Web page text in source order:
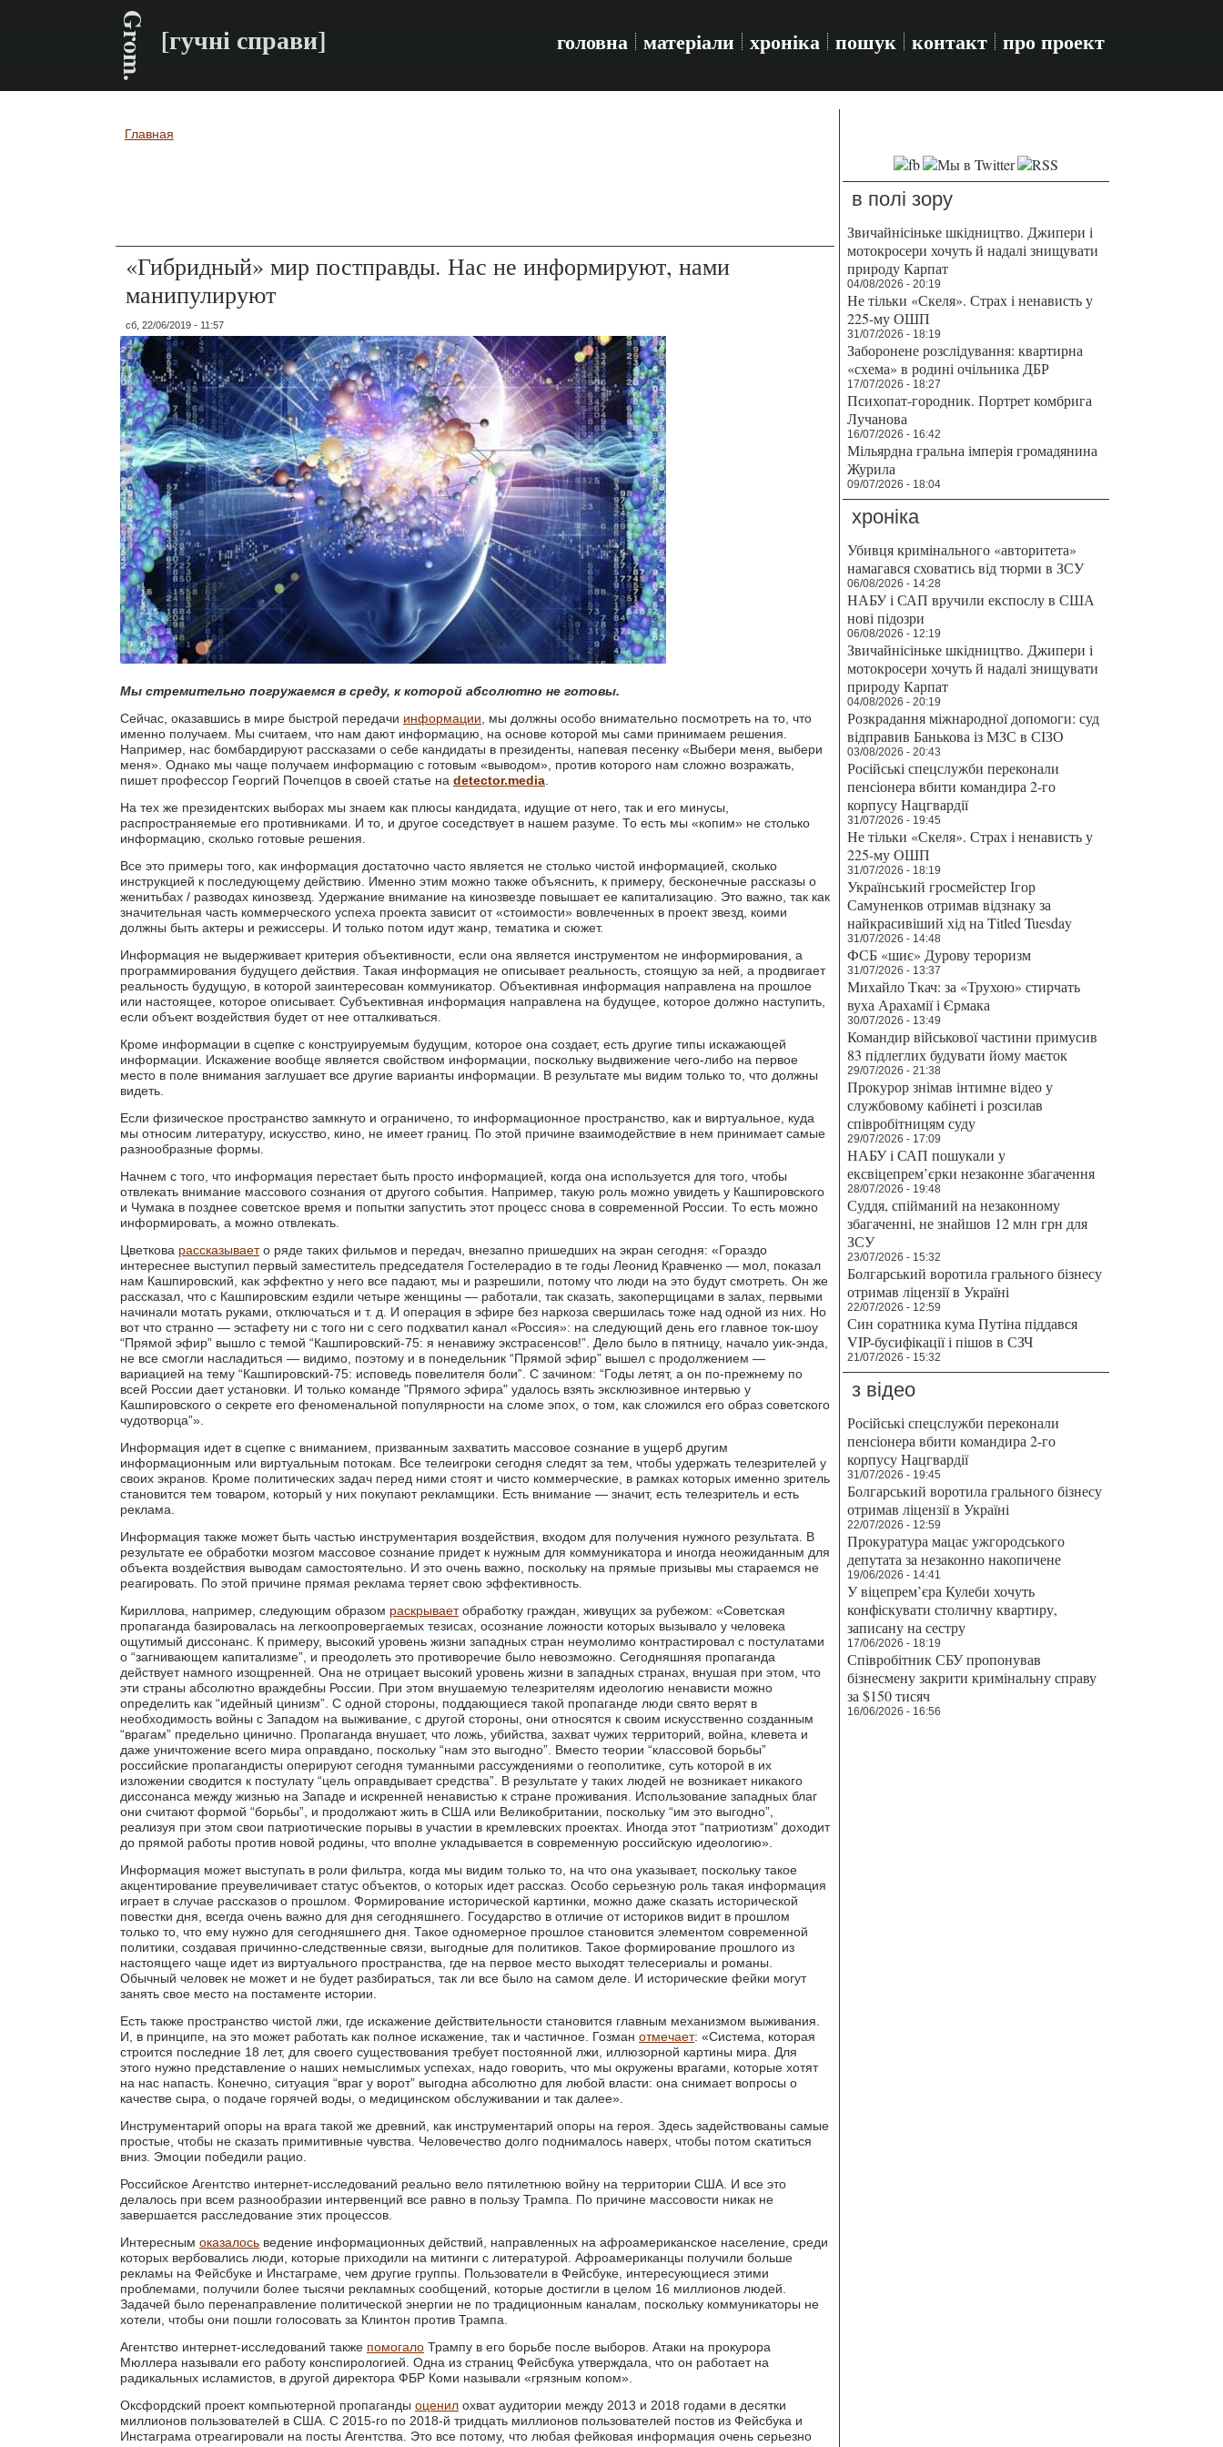
Grom. [гучні справи] головна матеріали хроніка пошук контакт про проект
Вы здесь
Главная
«Гибридный» мир постправды. Нас не информируют, нами
манипулируют
сб, 22/06/2019 - 11:57
Мы стремительно погружаемся в среду, к которой абсолютно не готовы.
Сейчас, оказавшись в мире быстрой передачи информации , мы должны особо внимательно посмотреть на то, что
именно получаем. Мы считаем, что нам дают информацию, на основе которой мы сами принимаем решения.
Например, нас бомбардируют рассказами о себе кандидаты в президенты, напевая песенку «Выбери меня, выбери
меня». Однако мы чаще получаем информацию с готовым «выводом», против которого нам сложно возражать,
пишет профессор Георгий Почепцов в своей статье на detector.media
На тех же президентских выборах мы знаем как плюсы кандидата, идущие от него, так и его минусы,
распространяемые его противниками. И то, и другое соседствует в нашем разуме. То есть мы «копим» не столько
информацию, сколько готовые решения.
Все это примеры того, как информация достаточно часто является не столько чистой информацией, сколько
инструкцией к последующему действию. Именно этим можно также объяснить, к примеру, бесконечные рассказы о
женитьбах / разводах кинозвезд. Удержание внимание на кинозвезде повышает ее капитализацию. Это важно, так как
значительная часть коммерческого успеха проекта зависит от «стоимости» вовлеченных в проект звезд, коими
должны быть актеры и режиссеры. И только потом идут жанр, тематика и сюжет.
Информация не выдерживает критерия объективности, если она является инструментом не информирования, а
программирования будущего действия. Такая информация не описывает реальность, стоящую за ней, а продвигает
реальность будущую, в которой заинтересован коммуникатор. Объективная информация направлена на прошлое
или настоящее, которое описывает. Субъективная информация направлена на будущее, которое должно наступить,
если объект воздействия будет от нее отталкиваться.
Кроме информации в сцепке с конструируемым будущим, которое она создает, есть другие типы искажающей
информации. Искажение вообще является свойством информации, поскольку выдвижение чего-либо на первое
место в поле внимания заглушает все другие варианты информации. В результате мы видим только то, что должны
видеть.
Если физическое пространство замкнуто и ограничено, то информационное пространство, как и виртуальное, куда
мы относим литературу, искусство, кино, не имеет границ. По этой причине взаимодействие в нем принимает самые
разнообразные формы.
Начнем с того, что информация перестает быть просто информацией, когда она используется для того, чтобы
отвлекать внимание массового сознания от другого события. Например, такую роль можно увидеть у Кашпировского
и Чумака в позднее советское время и попытки запустить этот процесс снова в современной России. То есть можно
информировать, а можно отвлекать.
Цветкова рассказываето ряде таких фильмов и передач, внезапно пришедших на экран сегодня: «Гораздо
интереснее выступил первый заместитель председателя Гостелерадио в те годы Леонид Кравченко — мол, показал
нам Кашпировский, как эффектно у него все падают, мы и разрешили, потому что люди на это будут смотреть. Он же
рассказал, что с Кашпировским ездили четыре женщины — работали, так сказать, закоперщицами в залах, первыми
начинали мотать руками, отключаться и т. д. И операция в эфире без наркоза свершилась тоже над одной из них. Но
вот что странно — эстафету ни с того ни с сего подхватил канал «Россия»: на следующий день его главное ток-шоу
“Прямой эфир” вышло с темой “Кашпировский-75: я ненавижу экстрасенсов!”. Дело было в пятницу, начало уик-энда,
не все смогли насладиться — видимо, поэтому и в понедельник “Прямой эфир” вышел с продолжением —
вариацией на тему “Кашпировский-75: исповедь повелителя боли”. С зачином: “Годы летят, а он по-прежнему по
всей России дает установки. И только команде "Прямого эфира" удалось взять эксклюзивное интервью у
Кашпировского о секрете его феноменальной популярности на сломе эпох, о том, как сложился его образ советского
чудотворца”».
Информация идет в сцепке с вниманием, призванным захватить массовое сознание в ущерб другим
информационным или виртуальным потокам. Все телеигроки сегодня следят за тем, чтобы удержать телезрителей у
своих экранов. Кроме политических задач перед ними стоят и чисто коммерческие, в рамках которых именно зритель
становится тем товаром, который у них покупают рекламщики. Есть внимание — значит, есть телезритель и есть
реклама.
Информация также может быть частью инструментария воздействия, входом для получения нужного результата. В
результате ее обработки мозгом массовое сознание придет к нужным для коммуникатора и иногда неожиданным для
объекта воздействия выводам самостоятельно. И это очень важно, поскольку на прямые призывы мы стараемся не
реагировать. По этой причине прямая реклама теряет свою эффективность.
Кириллова, например, следующим образом раскрываетобработку граждан, живущих за рубежом: «Cоветская
пропаганда базировалась на легкоопровергаемых тезисах, осознание ложности которых вызывало у человека
ощутимый диссонанс. К примеру, высокий уровень жизни западных стран неумолимо контрастировал с постулатами
о “загнивающем капитализме”, и преодолеть это противоречие было невозможно. Сегодняшняя пропаганда
действует намного изощренней. Она не отрицает высокий уровень жизни в западных странах, внушая при этом, что
эти страны абсолютно враждебны России. При этом внушаемую телезрителям идеологию ненависти можно
определить как “идейный цинизм”. С одной стороны, поддающиеся такой пропаганде люди свято верят в
необходимость войны с Западом на выживание, с другой стороны, они относятся к своим искусственно созданным
“врагам” предельно цинично. Пропаганда внушает, что ложь, убийства, захват чужих территорий, война, клевета и
даже уничтожение всего мира оправдано, поскольку “нам это выгодно”. Вместо теории “классовой борьбы”
российские пропагандисты оперируют сегодня туманными рассуждениями о геополитике, суть которой в их
изложении сводится к постулату “цель оправдывает средства”. В результате у таких людей не возникает никакого
диссонанса между жизнью на Западе и искренней ненавистью к стране проживания. Использование западных благ
они считают формой “борьбы”, и продолжают жить в США или Великобритании, поскольку “им это выгодно”,
реализуя при этом свои патриотические порывы в участии в кремлевских проектах. Иногда этот “патриотизм” доходит
до прямой работы против новой родины, что вполне укладывается в современную российскую идеологию».
Информация может выступать в роли фильтра, когда мы видим только то, на что она указывает, поскольку такое
акцентирование преувеличивает статус объектов, о которых идет рассказ. Особо серьезную роль такая информация
играет в случае рассказов о прошлом. Формирование исторической картинки, можно даже сказать исторической
повестки дня, всегда очень важно для дня сегодняшнего. Государство в отличие от историков видит в прошлом
только то, что ему нужно для сегодняшнего дня. Такое одномерное прошлое становится элементом современной
политики, создавая причинно-следственные связи, выгодные для политиков. Такое формирование прошлого из
настоящего чаще идет из виртуального пространства, где на первое место выходят телесериалы и романы.
Обычный человек не может и не будет разбираться, так ли все было на самом деле. И исторические фейки могут
занять свое место на постаменте истории.
Есть также пространство чистой лжи, где искажение действительности становится главным механизмом выживания.
И, в принципе, на это может работать как полное искажение, так и частичное. Гозман отмечает: «Система, которая
строится последние 18 лет, для своего существования требует постоянной лжи, иллюзорной картины мира. Для
этого нужно представление о наших немыслимых успехах, надо говорить, что мы окружены врагами, которые хотят
на нас напасть. Конечно, ситуация “враг у ворот” выгодна абсолютно для любой власти: она снимает вопросы о
качестве сыра, о подаче горячей воды, о медицинском обслуживании и так далее».
Инструментарий опоры на врага такой же древний, как инструментарий опоры на героя. Здесь задействованы самые
простые, чтобы не сказать примитивные чувства. Человечество долго поднималось наверх, чтобы потом скатиться
вниз. Эмоции победили рацио.
Российское Агентство интернет-исследований реально вело пятилетнюю войну на территории США. И все это
делалось при всем разнообразии интервенций все равно в пользу Трампа. По причине массовости никак не
завершается расследование этих процессов.
Интересным оказалось ведение информационных действий, направленных на афроамериканское население, среди
которых вербовались люди, которые приходили на митинги с литературой. Афроамериканцы получили больше
рекламы на Фейсбуке и Инстаграме, чем другие группы. Пользователи в Фейсбуке, интересующиеся этими
проблемами, получили более тысячи рекламных сообщений, которые достигли в целом 16 миллионов людей.
Задачей было перенаправление политической энергии не по традиционным каналам, поскольку коммуникаторы не
хотели, чтобы они пошли голосовать за Клинтон против Трампа.
Агентство интернет-исследований также помогало Трампу в его борьбе после выборов. Атаки на прокурора
Мюллера называли его работу конспирологией. Одна из страниц Фейсбука утверждала, что он работает на
радикальных исламистов, в другой директора ФБР Коми называли «грязным копом».
Оксфордский проект компьютерной пропаганды оценил охват аудитории между 2013 и 2018 годами в десятки
миллионов пользователей в США. С 2015-го по 2018-й тридцать миллионов пользователей постов из Фейсбука и
Инстаграма отреагировали на посты Агентства. Это все потому, что любая фейковая информация очень серьезно
в полі зору
Звичайнісіньке шкідництво. Джипери і
мотокросери хочуть й надалі знищувати
природу Карпат
04/08/2026 - 20:19
Не тільки «Скеля». Страх і ненависть у
225-му ОШП
31/07/2026 - 18:19
Заборонене розслідування: квартирна
«схема» в родині очільника ДБР
17/07/2026 - 18:27
Психопат-городник. Портрет комбрига
Лучанова
16/07/2026 - 16:42
Мільярдна гральна імперія громадянина
Журила
09/07/2026 - 18:04
хроніка
Убивця кримінального «авторитета»
намагався сховатись від тюрми в ЗСУ
06/08/2026 - 14:28
НАБУ і САП вручили експослу в США
нові підозри
06/08/2026 - 12:19
Звичайнісіньке шкідництво. Джипери і
мотокросери хочуть й надалі знищувати
природу Карпат
04/08/2026 - 20:19
Розкрадання міжнародної допомоги: суд
відправив Банькова із МЗС в СІЗО
03/08/2026 - 20:43
Російські спецслужби переконали
пенсіонера вбити командира 2-го
корпусу Нацгвардії
31/07/2026 - 19:45
Не тільки «Скеля». Страх і ненависть у
225-му ОШП
31/07/2026 - 18:19
Український гросмейстер Ігор
Самуненков отримав відзнаку за
найкрасивіший хід на Titled Tuesday
31/07/2026 - 14:48
ФСБ «шиє» Дурову тероризм
31/07/2026 - 13:37
Михайло Ткач: за «Трухою» стирчать
вуха Арахамії і Єрмака
30/07/2026 - 13:49
Командир військової частини примусив
83 підлеглих будувати йому маєток
29/07/2026 - 21:38
Прокурор знімав інтимне відео у
службовому кабінеті і розсилав
співробітницям суду
29/07/2026 - 17:09
НАБУ і САП пошукали у
ексвіцепрем’єрки незаконне збагачення
28/07/2026 - 19:48
Суддя, спійманий на незаконному
збагаченні, не знайшов 12 млн грн для
ЗСУ
23/07/2026 - 15:32
Болгарський воротила грального бізнесу
отримав ліцензії в Україні
22/07/2026 - 12:59
Син соратника кума Путіна піддався
VIP-бусифікації і пішов в СЗЧ
21/07/2026 - 15:32
з відео
Російські спецслужби переконали
пенсіонера вбити командира 2-го
корпусу Нацгвардії
31/07/2026 - 19:45
Болгарський воротила грального бізнесу
отримав ліцензії в Україні
22/07/2026 - 12:59
Прокуратура мацає ужгородського
депутата за незаконно накопичене
19/06/2026 - 14:41
У віцепрем’єра Кулеби хочуть
конфіскувати столичну квартиру,
записану на сестру
17/06/2026 - 18:19
Співробітник СБУ пропонував
бізнесмену закрити кримінальну справу
за $150 тисяч
16/06/2026 - 16:56